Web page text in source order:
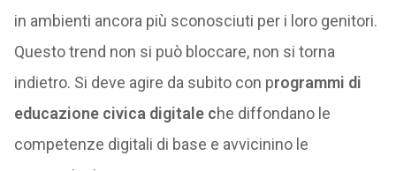
in ambienti ancora più sconosciuti per i loro genitori.
Questo trend non si può bloccare, non si torna
indietro. Si deve agire da subito con programmi di
educazione civica digitale che diffondano le
competenze digitali di base e avvicinino le